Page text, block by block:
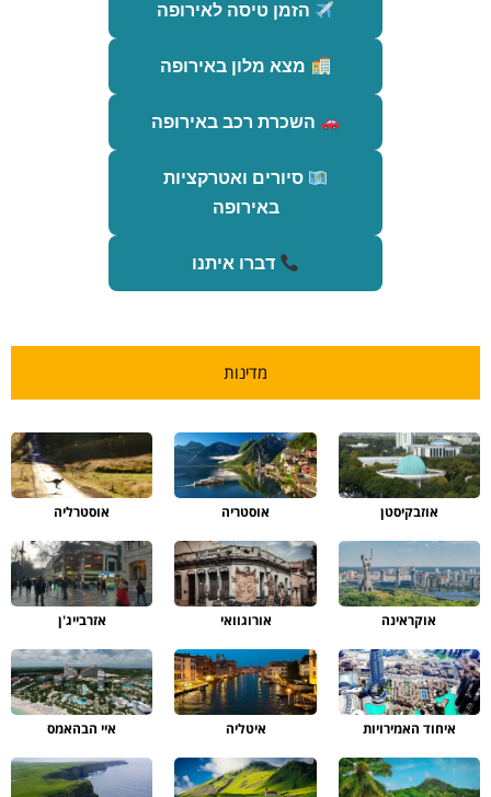
הזמן טיסה לאירופה
מצא מלון באירופה
השכרת רכב באירופה
סיורים ואטרקציות
באירופה
דברו איתנו
מדינות
אוזבקיסטן אוסטריה אוסטרליה
אוקראינה אורוגוואי אזרבייג'ן
איחוד האמירויות איטליה איי הבהאמס